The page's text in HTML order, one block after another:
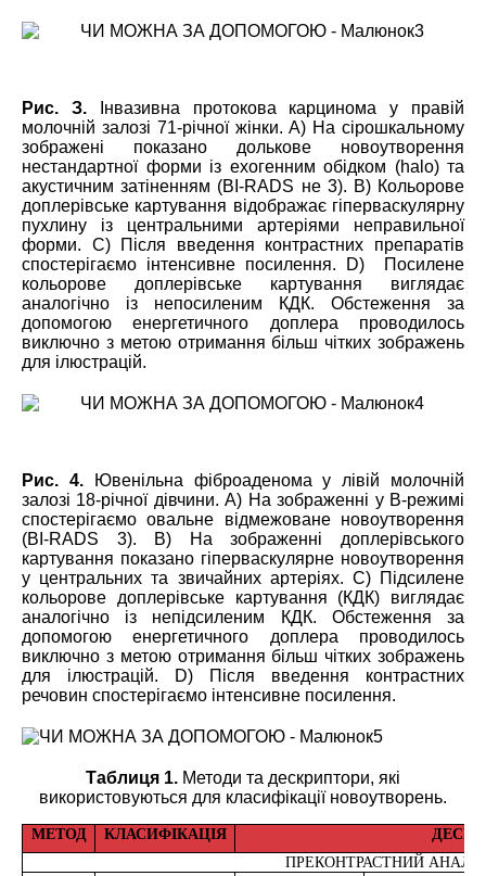
Рис. З.Інвазивна протокова карцинома у правій
молочній залозі 71-річної жінки. А) На сірошкальному
зображені показано долькове новоутворення
нестандартної форми із ехогенним обідком (halo) та
акустичним затіненням (BI-RADS не 3). В) Кольорове
доплерівське картування відображає гіперваскулярну
пухлину із центральними артеріями неправильної
форми. С) Після введення контрастних препаратів
спостерігаємо інтенсивне посилення.
D)
Посилене
кольорове доплерівське картування виглядає
аналогічно із непосиленим КДК. Обстеження за
допомогою енергетичного доплера проводилось
виключно з метою отримання більш чітких зображень
для ілюстрацій.
Рис. 4.Ювенільна фіброаденома у лівій молочній
залозі 18-річної дівчини. А) На зображенні у В-режимі
спостерігаємо овальне відмежоване новоутворення
(BI-RADS 3). В) На зображенні доплерівського
картування показано гіперваскулярне новоутворення
у центральних та звичайних артеріях. С) Підсилене
кольорове доплерівське картування (КДК) виглядає
аналогічно із непідсиленим КДК. Обстеження за
допомогою енергетичного доплера проводилось
виключно з метою отримання більш чітких зображень
для ілюстрацій. D) Після введення контрастних
речовин спостерігаємо інтенсивне посилення.
Таблиця 1. Методи та дескриптори, які
використовуються для класифікації новоутворень.
МЕТОД КЛАСИФІКАЦІЯ
ПРЕКОНТРАСТНИЙ АНАЛІЗ